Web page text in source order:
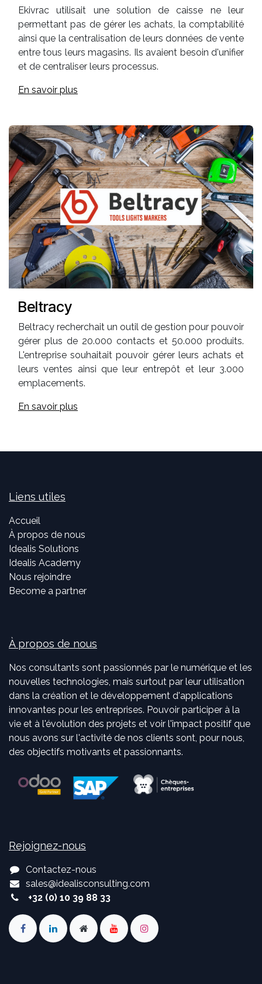
Ekivrac utilisait une solution de caisse ne leur
permettant pas de gérer les achats, la comptabilité
ainsi que la centralisation de leurs données de vente
entre tous leurs magasins. Ils avaient besoin d'unifier
et de centraliser leurs processus.
En savoir plus
Beltracy
Beltracy recherchait un outil de gestion pour pouvoir
gérer plus de 20.000 contacts et 50.000 produits.
L'entreprise souhaitait pouvoir gérer leurs achats et
leurs ventes ainsi que leur entrepôt et leur 3.000
emplacements.
En savoir plus
Liens utiles
Accueil
À propos de nous
Idealis Solutions
Idealis Academy
Nous rejoindre
Become a partner
À propos de nous
Nos consultants sont passionnés par le numérique et les
nouvelles technologies, mais surtout par leur utilisation
dans la création et le développement d'applications
innovantes pour les entreprises. Pouvoir participer à la
vie et à l'évolution des projets et voir l'impact positif que
nous avons sur l'activité de nos clients sont, pour nous,
des objectifs motivants et passionnants.
Rejoignez-nous
Contactez-nous
sales@idealisconsulting.com
+32 (0) 10 39 88 33